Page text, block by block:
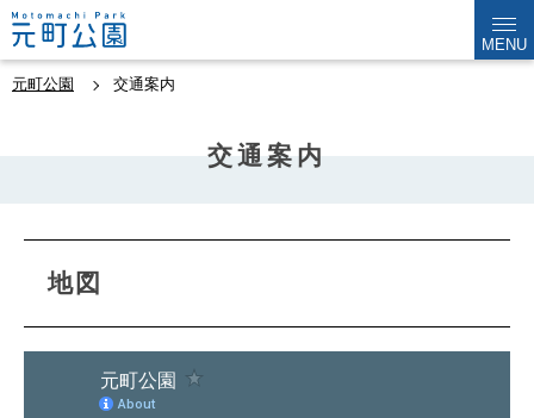
MENU
元町公園 交通案内
交通案内
地図